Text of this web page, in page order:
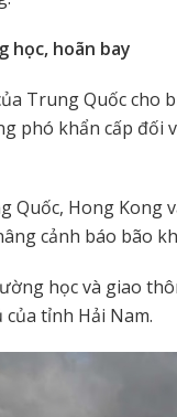
học, hoãn bay
Trung Quốc cho
phó khẩn cấp đối
Quốc, Hong Kong
cảnh báo bão
học và giao
tỉnh Hải Nam.